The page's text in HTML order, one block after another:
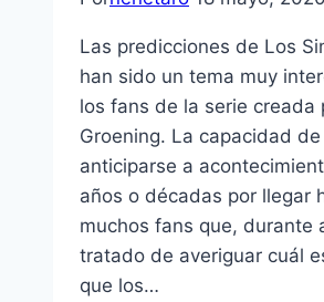
Las predicciones de Los
han sido un tema muy
los fans de la serie creada
Groening. La capacidad
anticiparse a
años o décadas por llegar
muchos fans que, durante
tratado de averiguar cuál
que los…